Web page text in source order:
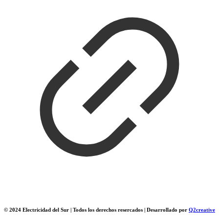
© 2024 Electricidad del Sur | Todos los derechos resercados | Desarrollado por Q2creative